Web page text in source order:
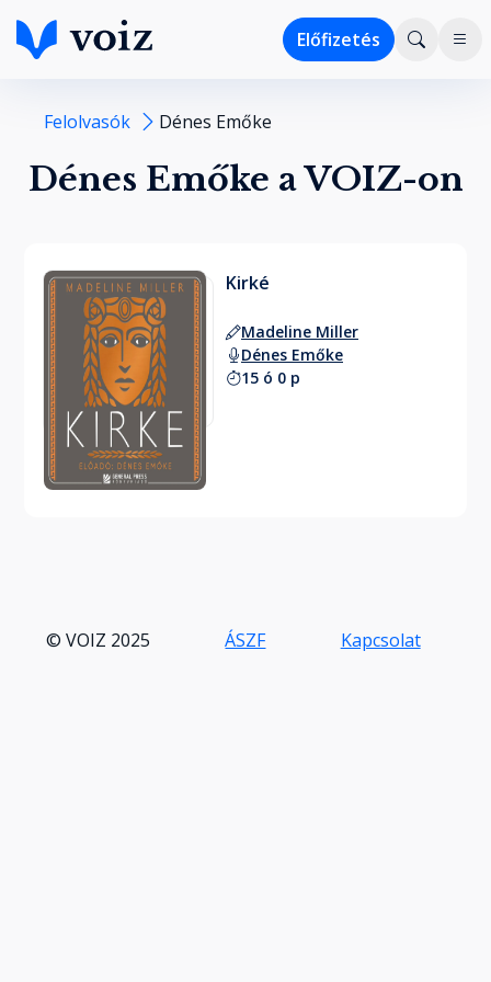
Előfizetés
Felolvasók Dénes Emőke
Dénes Emőke a VOIZ-on
Kirké
Madeline Miller
Dénes Emőke
15 ó 0 p
© VOIZ 2025 ÁSZF Kapcsolat